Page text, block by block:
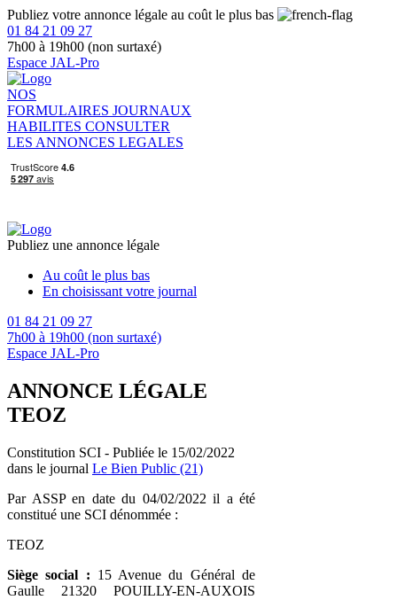
Publiez votre annonce légale au coût le plus bas
01 84 21 09 27
7h00 à 19h00 (non surtaxé)
Espace JAL-Pro
NOS
FORMULAIRES JOURNAUX
HABILITES CONSULTER
LES ANNONCES LEGALES
Publiez une annonce légale
Au coût le plus bas
En choisissant votre journal
01 84 21 09 27
7h00 à 19h00 (non surtaxé)
Espace JAL-Pro
ANNONCE LÉGALE
TEOZ
Constitution SCI - Publiée le 15/02/2022
dans le journal Le Bien Public (21)
Par ASSP en date du 04/02/2022 il a été
constitué une SCI dénommée :
TEOZ
Siège social : 15 Avenue du Général de
Gaulle 21320 POUILLY-EN-AUXOIS